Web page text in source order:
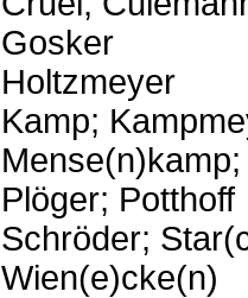
Gosker
Holtzmeyer
Kamp;
Plöger; Potthoff
Schröder;
Wien(e)cke(n)